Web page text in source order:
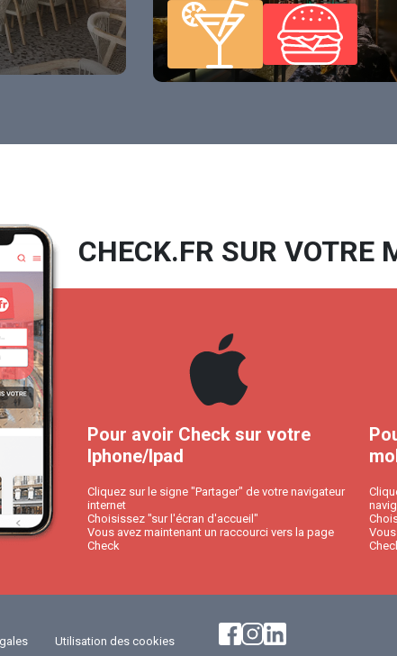
CHECK.FR SUR VOTRE
Pour avoir Check sur votre
Iphone/Ipad
Cliquez sur le signe "Partager" de votre navigateur
internet
Choisissez "sur l'écran d'accueil"
Vous avez maintenant un raccourci vers la page
Check
Utilisation des cookies